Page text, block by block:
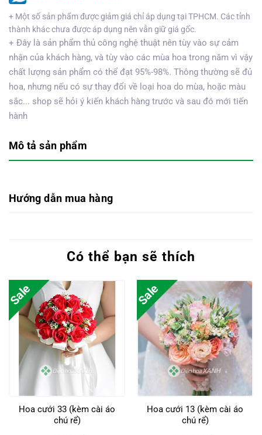
+ Một số sản phẩm được giảm giá chỉ áp dụng tại TPHCM. Các tỉnh
thành khác chưa được áp dụng nên vẫn giữ giá gốc.
+ Đây là sản phẩm thủ công nghệ thuật nên tùy vào sự cảm
nhận của khách hàng, và tùy vào các mùa hoa trong năm vì vậy
chất lượng sản phẩm có thể đạt 95%-98%. Thông thường sẽ đủ
hoa, nhưng nếu có sự thay đổi về loại hoa do mùa, hoặc màu
sắc... shop sẽ hỏi ý kiến khách hàng trước và sau đó mới tiến
hành
Mô tả sản phẩm
Hướng dẫn mua hàng
Có thể bạn sẽ thích
Sale
Hoa cưới 33 (kèm cài áo
chú rể)
Sale
Hoa cưới 13 (kèm cài áo
chú rể)